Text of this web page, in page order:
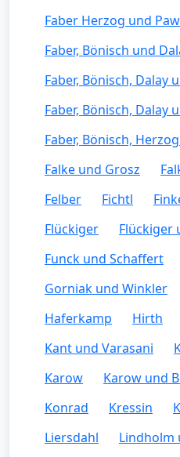
Faber Herzog und
Faber, Bönisch und
Faber, Bönisch, Dalay
Faber, Bönisch, Dalay
Faber, Bönisch,
Falke und Grosz
Felber
Fichtl
Flückiger
Flückiger
Funck und Schaffert
Gorniak und Winkler
Haferkamp
Hirth
Kant und Varasani
Karow
Karow und
Konrad
Kressin
Liersdahl
Lindholm